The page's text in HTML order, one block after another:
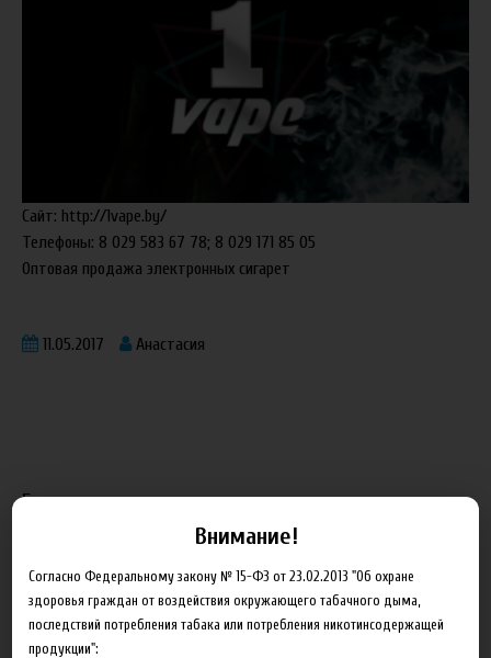
Сайт: http://1vape.by/
Телефоны: 8 029 583 67 78; 8 029 171 85 05
Оптовая продажа электронных сигарет
11.05.2017 Анастасия
Блог
Ароматизаторы Xian Taima в наличии
Новая линейка жидкостей Time Travel Machine
Внимание!
Согласно Федеральному закону № 15-ФЗ от 23.02.2013 "Об охране
здоровья граждан от воздействия окружающего табачного дыма,
последствий потребления табака или потребления никотинсодержащей
продукции":